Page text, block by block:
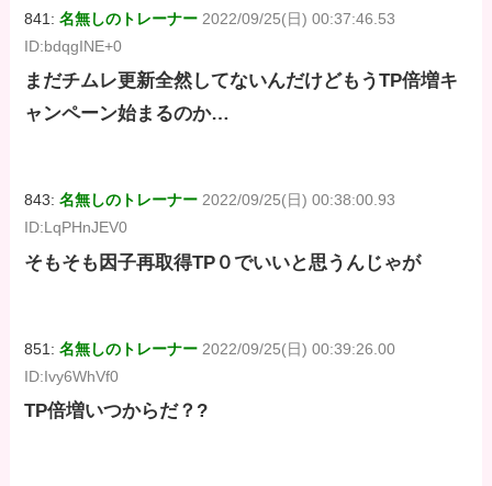
841:名無しのトレーナー 2022/09/25(日) 00:37:46.53
ID:bdqgINE+0
まだチムレ更新全然してないんだけどもうTP倍増キ
ャンペーン始まるのか…
843:名無しのトレーナー 2022/09/25(日) 00:38:00.93
ID:LqPHnJEV0
そもそも因子再取得TP０でいいと思うんじゃが
851:名無しのトレーナー 2022/09/25(日) 00:39:26.00
ID:Ivy6WhVf0
TP倍増いつからだ？?